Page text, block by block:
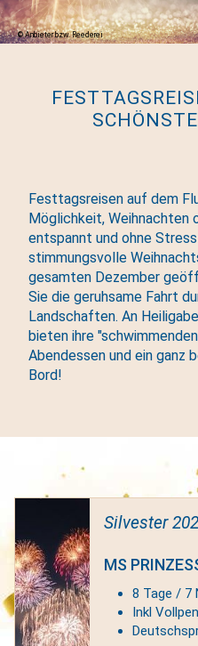
Anbieter bzw. Reederei
Festtagsreisen auf dem
Möglichkeit, Weihnachten
entspannt und ohne
stimmungsvolle
gesamten Dezember
Sie die geruhsame Fahrt
Landschaften. An
bieten ihre
Abendessen und ein ganz
Bord!
Silvester
MS
8 Tage / 7
Inkl